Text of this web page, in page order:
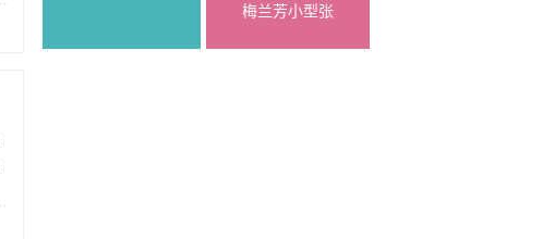
梅兰芳小型张